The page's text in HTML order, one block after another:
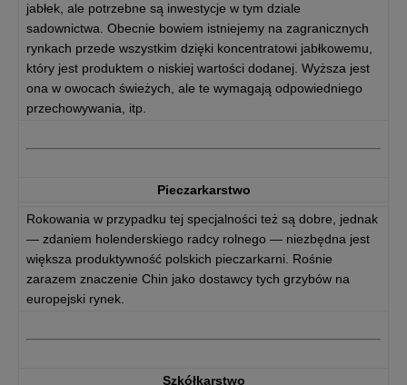
jabłek, ale potrzebne są inwestycje w tym dziale
sadownictwa. Obecnie bowiem istniejemy na zagranicznych
rynkach przede wszystkim dzięki koncentratowi jabłkowemu,
który jest produktem o niskiej wartości dodanej. Wyższa jest
ona w owocach świeżych, ale te wymagają odpowiedniego
przechowywania, itp.
Pieczarkarstwo
Rokowania w przypadku tej specjalności też są dobre, jednak
— zdaniem holenderskiego radcy rolnego — niezbędna jest
większa produktywność polskich pieczarkarni. Rośnie
zarazem znaczenie Chin jako dostawcy tych grzybów na
europejski rynek.
Szkółkarstwo